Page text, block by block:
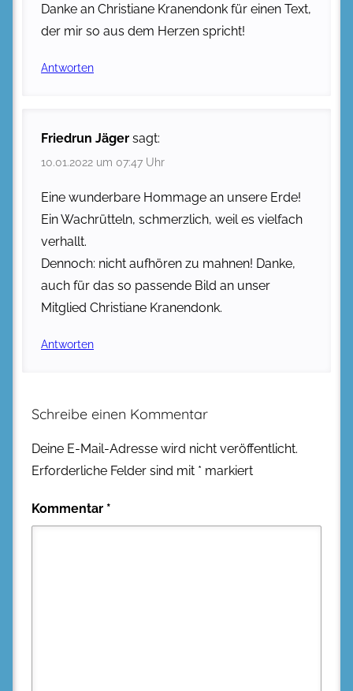
Danke an Christiane Kranendonk für einen Text,
der mir so aus dem Herzen spricht!
Antworten
Friedrun Jäger sagt:
10.01.2022 um 07:47 Uhr
Eine wunderbare Hommage an unsere Erde!
Ein Wachrütteln, schmerzlich, weil es vielfach
verhallt.
Dennoch: nicht aufhören zu mahnen! Danke,
auch für das so passende Bild an unser
Mitglied Christiane Kranendonk.
Antworten
Schreibe einen Kommentar
Deine E-Mail-Adresse wird nicht veröffentlicht.
Erforderliche Felder sind mit * markiert
Kommentar *